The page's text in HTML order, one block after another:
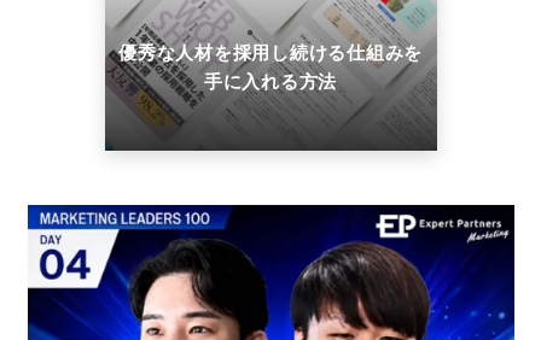
優秀な人材を採用し続ける仕組みを
手に入れる方法